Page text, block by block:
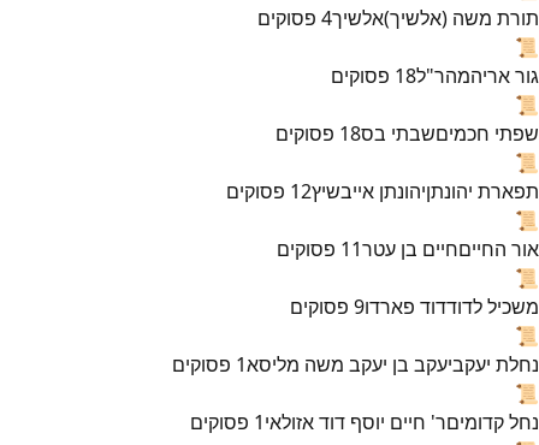
תורת משה (אלשיך)אלשיך4 פסוקים
📜
גור אריהמהר"ל18 פסוקים
📜
שפתי חכמיםשבתי בס18 פסוקים
📜
תפארת יהונתןיהונתן אייבשיץ12 פסוקים
📜
אור החייםחיים בן עטר11 פסוקים
📜
משכיל לדודדוד פארדו9 פסוקים
📜
נחלת יעקביעקב בן יעקב משה מליסא1 פסוקים
📜
נחל קדומיםר' חיים יוסף דוד אזולאי1 פסוקים